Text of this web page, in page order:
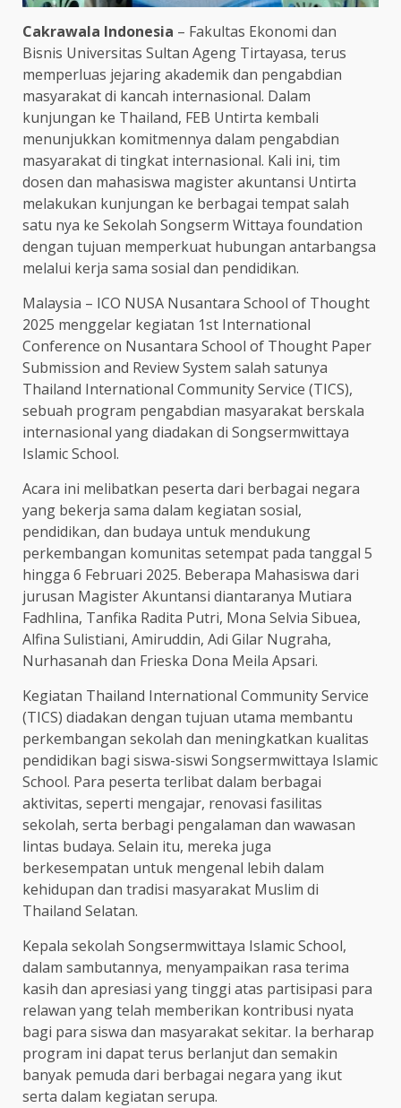
Cakrawala Indonesia – Fakultas Ekonomi dan
Bisnis Universitas Sultan Ageng Tirtayasa, terus
memperluas jejaring akademik dan pengabdian
masyarakat di kancah internasional. Dalam
kunjungan ke Thailand, FEB Untirta kembali
menunjukkan komitmennya dalam pengabdian
masyarakat di tingkat internasional. Kali ini, tim
dosen dan mahasiswa magister akuntansi Untirta
melakukan kunjungan ke berbagai tempat salah
satu nya ke Sekolah Songserm Wittaya foundation
dengan tujuan memperkuat hubungan antarbangsa
melalui kerja sama sosial dan pendidikan.
Malaysia – ICO NUSA Nusantara School of Thought
2025 menggelar kegiatan 1st International
Conference on Nusantara School of Thought Paper
Submission and Review System salah satunya
Thailand International Community Service (TICS),
sebuah program pengabdian masyarakat berskala
internasional yang diadakan di Songsermwittaya
Islamic School.
Acara ini melibatkan peserta dari berbagai negara
yang bekerja sama dalam kegiatan sosial,
pendidikan, dan budaya untuk mendukung
perkembangan komunitas setempat pada tanggal 5
hingga 6 Februari 2025. Beberapa Mahasiswa dari
jurusan Magister Akuntansi diantaranya Mutiara
Fadhlina, Tanfika Radita Putri, Mona Selvia Sibuea,
Alfina Sulistiani, Amiruddin, Adi Gilar Nugraha,
Nurhasanah dan Frieska Dona Meila Apsari.
Kegiatan Thailand International Community Service
(TICS) diadakan dengan tujuan utama membantu
perkembangan sekolah dan meningkatkan kualitas
pendidikan bagi siswa-siswi Songsermwittaya Islamic
School. Para peserta terlibat dalam berbagai
aktivitas, seperti mengajar, renovasi fasilitas
sekolah, serta berbagi pengalaman dan wawasan
lintas budaya. Selain itu, mereka juga
berkesempatan untuk mengenal lebih dalam
kehidupan dan tradisi masyarakat Muslim di
Thailand Selatan.
Kepala sekolah Songsermwittaya Islamic School,
dalam sambutannya, menyampaikan rasa terima
kasih dan apresiasi yang tinggi atas partisipasi para
relawan yang telah memberikan kontribusi nyata
bagi para siswa dan masyarakat sekitar. Ia berharap
program ini dapat terus berlanjut dan semakin
banyak pemuda dari berbagai negara yang ikut
serta dalam kegiatan serupa.